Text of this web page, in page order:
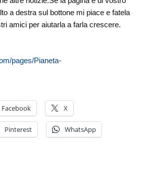
a destra sul bottone mi piace e fatela
amici per aiutarla a farla crescere.
pages/Pianeta-
Facebook X
Pinterest WhatsApp